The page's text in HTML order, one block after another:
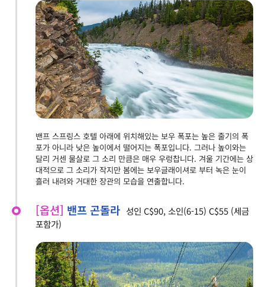
밴프 스프링스 호텔 아래에 위치해있는 보우 폭포는 높은 줄기의 폭
포가 아니라 낮은 높이에서 떨어지는 폭포입니다. 그러나 높이와는
달리 거센 물살로 그 소리 만큼은 매우 우렁찹니다. 겨울 기간에는 상
대적으로 그 소리가 작지만 봄에는 보우글래이셔로 부터 녹은 눈이
흘러 내려와 거대한 장관의 모습을 연출합니다.
[옵션] 밴프 곤돌라 성인 C$90, 소인(6-15) C$55 (세금
포함가)